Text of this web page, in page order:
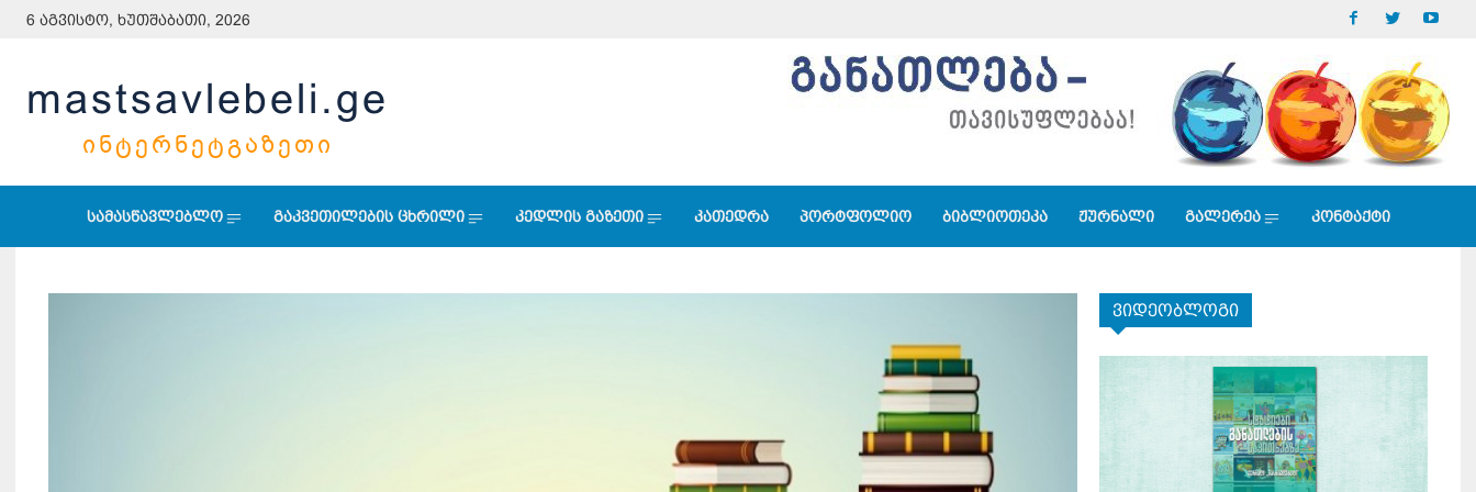
6 აგვისტო, ხუთშაბათი, 2026
mastsavlebeli.ge
ᲘᲜᲢᲔᲠᲜᲔᲢᲒᲐᲖᲔᲗᲘ
სამასწავლებლო გაკვეთილების ცხრილი კედლის გაზეთი კათედრა პორტფოლიო ბიბლიოთეკა ჟურნალი გალერეა კონტაქტი
ვიდეობლოგი